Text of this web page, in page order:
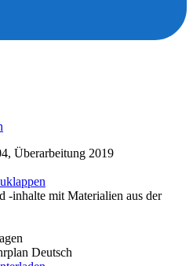
Überarbeitung 2019
-inhalte mit Materialien aus der
Deutsch